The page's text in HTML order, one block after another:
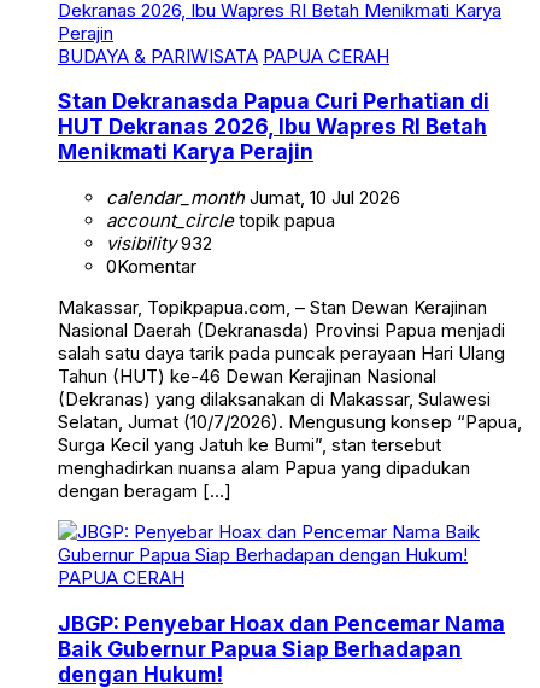
BUDAYA & PARIWISATA PAPUA CERAH
Stan Dekranasda Papua Curi Perhatian di
HUT Dekranas 2026, Ibu Wapres RI Betah
Menikmati Karya Perajin
calendar_monthJumat, 10 Jul 2026
account_circletopik papua
visibility932
0Komentar
Makassar, Topikpapua.com, – Stan Dewan Kerajinan
Nasional Daerah (Dekranasda) Provinsi Papua menjadi
salah satu daya tarik pada puncak perayaan Hari Ulang
Tahun (HUT) ke-46 Dewan Kerajinan Nasional
(Dekranas) yang dilaksanakan di Makassar, Sulawesi
Selatan, Jumat (10/7/2026). Mengusung konsep “Papua,
Surga Kecil yang Jatuh ke Bumi”, stan tersebut
menghadirkan nuansa alam Papua yang dipadukan
dengan beragam […]
PAPUA CERAH
JBGP: Penyebar Hoax dan Pencemar Nama
Baik Gubernur Papua Siap Berhadapan
dengan Hukum!